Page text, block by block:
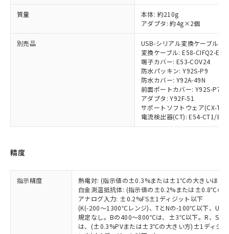
質量
本体: 約210g
アダプタ: 約4g×2個
別売品
USB-シリアル変換ケーブル:
変換ケーブル: E58-CIFQ2-E
端子カバー: E53-COV24
防水パッキン: Y92S-P9
防水カバー: Y92A-49N
前面ポートカバー: Y92S-P7
アダプタ: Y92F-51
サポートソフトウェア(CX-
電流検出器(CT): E54-CT1/
精度
指示精度
熱電対: (指示値の±0.3%または±1℃の大きいほう
白金測温抵抗体: (指示値の±0.2%または±0.8℃の
アナログ入力: ±0.2%FS±1ディジット以下
(K(-200～1300℃レンジ)、TとNの-100℃以下、U
規定なし。Bの400～800℃は、±3℃以下。R、S
は、(±0.3%PVまたは±3℃の大きい方)±1ディジ
以下の条件をお読みいただき、同意のうえ
本サービスは、当社制御機器事業取扱
商品の当社在庫状況および標準価格
(税抜)を提供させていただくもので
記載している更新日時点での社内デー
タに基づき作成されるものであり、閲
覧された時点での実際の在庫および標
準価格とは異なる場合があることをご
了承ください。
非含有に対応した製品が提供可能な商品で
対応予定：EU RoHS指令（10物質）の非含
有に対応した製品に切り替える予定のある
対応予定なし：EU RoHS指令（10物質）の
非含有に非対応の商品で、対応品を出す予
調査・確認中：EU RoHS指令（10物質）の
非含有の対応状況を調査中または確認中の
非該当品：ライセンス料など無形物で、有
むを得ず変更することがあります。
*EU RoHS指令（10物質）：
鉛(Pb) 1000ppm以下、 水銀(Hg) 1000ppm以下、 カド
ミウム(Cd) 100ppm以下、
六価クロム(Cr(Ⅵ)) 1000ppm以下、ポリ臭化ビフェニル
類(PBB) 1000ppm以下、ポリ臭化ジフェニルエーテル類
(PBDE) 1000ppm以下、フタル酸ビス(2-エチルヘキシ
「○」：最大均質材料含有率が中国RoHSの
「－」：未確認です。当社販売部門へお問
い合わせください。
*中国RoHS10物質の基準値 (GB/T26572)：
Pb(鉛) :1000ppm、 Hg(水銀) : 1000ppm、 Cd(カドミウ
ム) : 100ppm、
Cr(Ⅵ)(六価クロム) : 1000ppm、 PBBs(ポリ臭化ビフェ
ニル類) : 1000ppm、 PBDEs(ポリ臭化ジフェニルエーテ
為替および外国貿易法に定める商品
（以下｢規制貨物等」という）を輸出
または国外への提供する場合は、日本
国政府の輸出許可(または役務取引許
可)を取得するなどの必要な手続きを
とります。
説明
一定数以上の在庫あり